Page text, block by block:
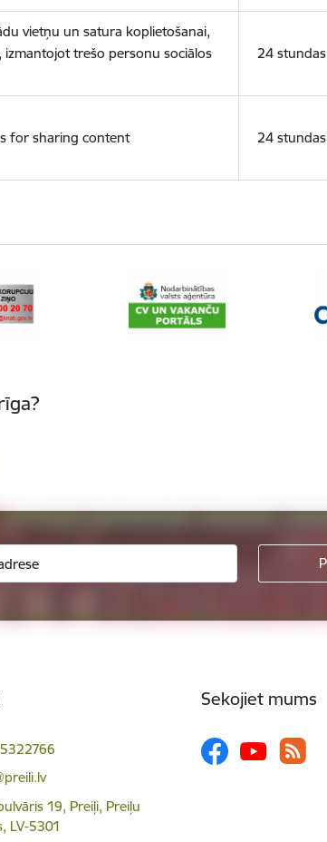
vietņu un satura koplietošanai,
izmantojot trešo personu sociālos
24 stundas
for sharing content 24 stundas
19, Preiļi, Preiļu
LV-5301
Sekojiet mums